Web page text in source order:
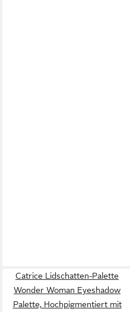
Catrice Lidschatten-Palette
Wonder Woman Eyeshadow
Palette, Hochpigmentiert mit